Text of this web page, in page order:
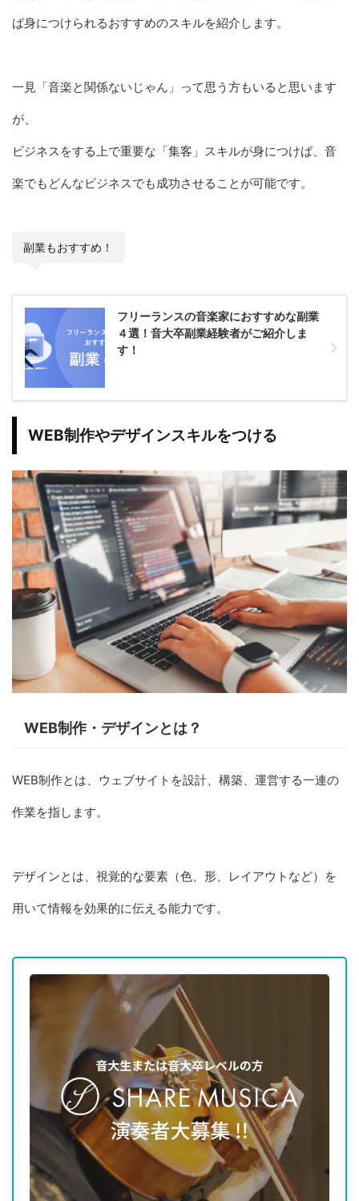
ば身につけられるおすすめのスキルを紹介します。
一見「音楽と関係ないじゃん」って思う方もいると思います
が、
ビジネスをする上で重要な「集客」スキルが身につけば、音
楽でもどんなビジネスでも成功させることが可能です。
副業もおすすめ！
フリーランスの音楽家におすすめな副業
４選！音大卒副業経験者がご紹介しま
す！
WEB制作やデザインスキルをつける
WEB制作・デザインとは？
WEB制作とは、ウェブサイトを設計、構築、運営する一連の
作業を指します。
デザインとは、視覚的な要素（色、形、レイアウトなど）を
用いて情報を効果的に伝える能力です。